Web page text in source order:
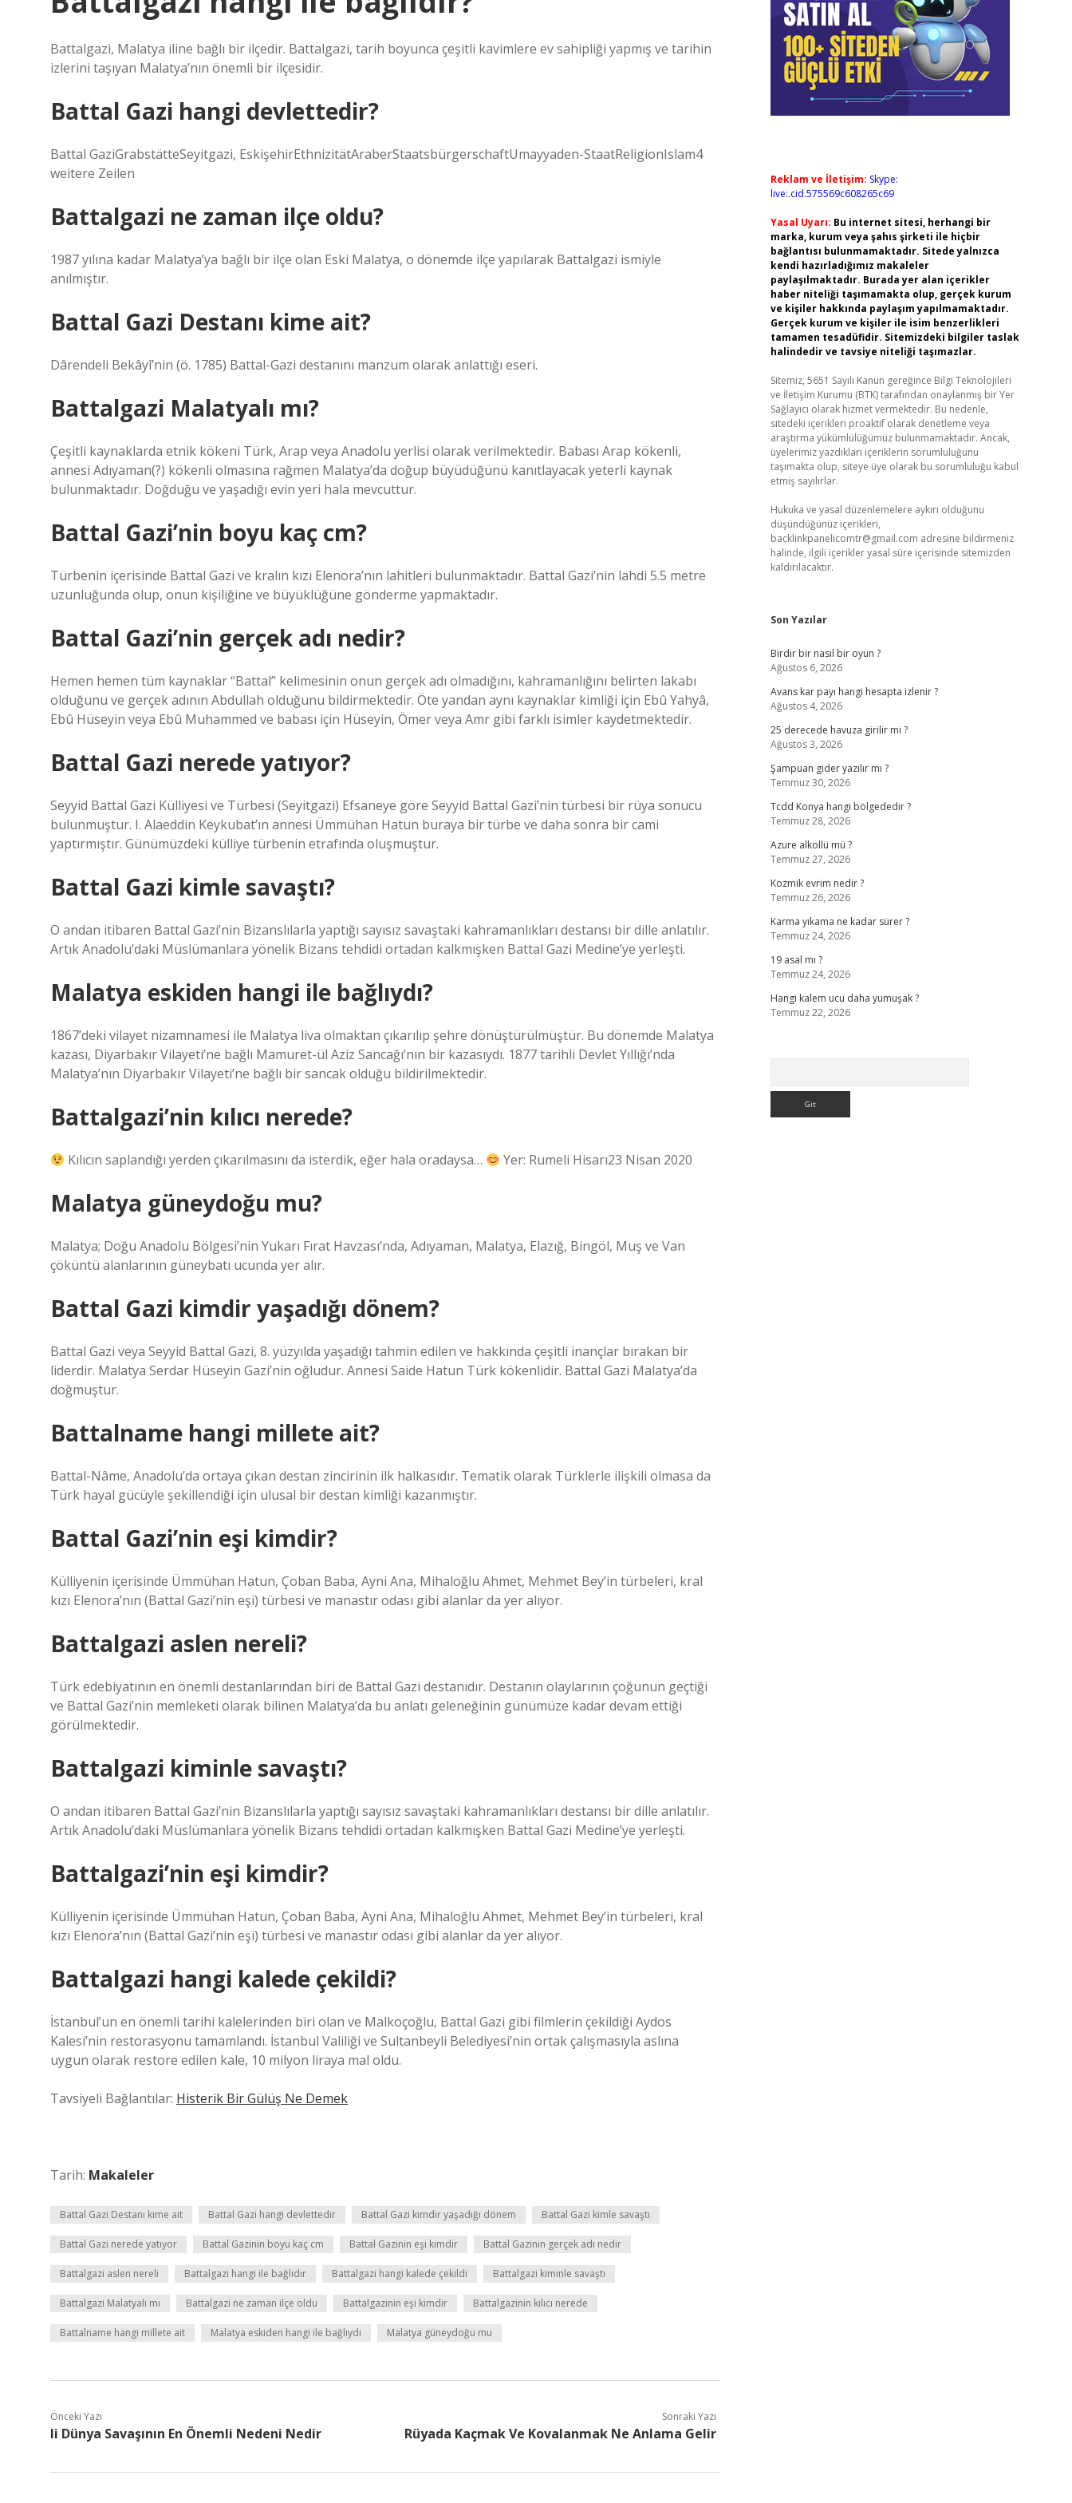
Battalgazi, Malatya iline bağlı bir ilçedir. Battalgazi, tarih boyunca çeşitli kavimlere ev sahipliği yapmış ve tarihin
izlerini taşıyan Malatya’nın önemli bir ilçesidir.
Battal Gazi hangi devlettedir?
Battal GaziGrabstätteSeyitgazi, EskişehirEthnizitätAraberStaatsbürgerschaftUmayyaden-StaatReligionIslam4
weitere Zeilen
Battalgazi ne zaman ilçe oldu?
1987 yılına kadar Malatya’ya bağlı bir ilçe olan Eski Malatya, o dönemde ilçe yapılarak Battalgazi ismiyle
anılmıştır.
Battal Gazi Destanı kime ait?
Dârendeli Bekâyî’nin (ö. 1785) Battal-Gazi destanını manzum olarak anlattığı eseri.
Battalgazi Malatyalı mı?
Çeşitli kaynaklarda etnik kökeni Türk, Arap veya Anadolu yerlisi olarak verilmektedir. Babası Arap kökenli,
annesi Adıyaman(?) kökenli olmasına rağmen Malatya’da doğup büyüdüğünü kanıtlayacak yeterli kaynak
bulunmaktadır. Doğduğu ve yaşadığı evin yeri hala mevcuttur.
Battal Gazi’nin boyu kaç cm?
Türbenin içerisinde Battal Gazi ve kralın kızı Elenora’nın lahitleri bulunmaktadır. Battal Gazi’nin lahdi 5.5 metre
uzunluğunda olup, onun kişiliğine ve büyüklüğüne gönderme yapmaktadır.
Battal Gazi’nin gerçek adı nedir?
Hemen hemen tüm kaynaklar “Battal” kelimesinin onun gerçek adı olmadığını, kahramanlığını belirten lakabı
olduğunu ve gerçek adının Abdullah olduğunu bildirmektedir. Öte yandan aynı kaynaklar kimliği için Ebû Yahyâ,
Ebû Hüseyin veya Ebû Muhammed ve babası için Hüseyin, Ömer veya Amr gibi farklı isimler kaydetmektedir.
Battal Gazi nerede yatıyor?
Seyyid Battal Gazi Külliyesi ve Türbesi (Seyitgazi) Efsaneye göre Seyyid Battal Gazi’nin türbesi bir rüya sonucu
bulunmuştur. I. Alaeddin Keykubat’ın annesi Ümmühan Hatun buraya bir türbe ve daha sonra bir cami
yaptırmıştır. Günümüzdeki külliye türbenin etrafında oluşmuştur.
Battal Gazi kimle savaştı?
O andan itibaren Battal Gazi’nin Bizanslılarla yaptığı sayısız savaştaki kahramanlıkları destansı bir dille anlatılır.
Artık Anadolu’daki Müslümanlara yönelik Bizans tehdidi ortadan kalkmışken Battal Gazi Medine’ye yerleşti.
Malatya eskiden hangi ile bağlıydı?
1867’deki vilayet nizamnamesi ile Malatya liva olmaktan çıkarılıp şehre dönüştürülmüştür. Bu dönemde Malatya
kazası, Diyarbakır Vilayeti’ne bağlı Mamuret-ül Aziz Sancağı’nın bir kazasıydı. 1877 tarihli Devlet Yıllığı’nda
Malatya’nın Diyarbakır Vilayeti’ne bağlı bir sancak olduğu bildirilmektedir.
Battalgazi’nin kılıcı nerede?
Kılıcın saplandığı yerden çıkarılmasını da isterdik, eğer hala oradaysa… Yer: Rumeli Hisarı23 Nisan 2020
Malatya güneydoğu mu?
Malatya; Doğu Anadolu Bölgesi’nin Yukarı Fırat Havzası’nda, Adıyaman, Malatya, Elazığ, Bingöl, Muş ve Van
çöküntü alanlarının güneybatı ucunda yer alır.
Battal Gazi kimdir yaşadığı dönem?
Battal Gazi veya Seyyid Battal Gazi, 8. yüzyılda yaşadığı tahmin edilen ve hakkında çeşitli inançlar bırakan bir
liderdir. Malatya Serdar Hüseyin Gazi’nin oğludur. Annesi Saide Hatun Türk kökenlidir. Battal Gazi Malatya’da
doğmuştur.
Battalname hangi millete ait?
Battal-Nâme, Anadolu’da ortaya çıkan destan zincirinin ilk halkasıdır. Tematik olarak Türklerle ilişkili olmasa da
Türk hayal gücüyle şekillendiği için ulusal bir destan kimliği kazanmıştır.
Battal Gazi’nin eşi kimdir?
Külliyenin içerisinde Ümmühan Hatun, Çoban Baba, Ayni Ana, Mihaloğlu Ahmet, Mehmet Bey’in türbeleri, kral
kızı Elenora’nın (Battal Gazi’nin eşi) türbesi ve manastır odası gibi alanlar da yer alıyor.
Battalgazi aslen nereli?
Türk edebiyatının en önemli destanlarından biri de Battal Gazi destanıdır. Destanın olaylarının çoğunun geçtiği
ve Battal Gazi’nin memleketi olarak bilinen Malatya’da bu anlatı geleneğinin günümüze kadar devam ettiği
görülmektedir.
Battalgazi kiminle savaştı?
O andan itibaren Battal Gazi’nin Bizanslılarla yaptığı sayısız savaştaki kahramanlıkları destansı bir dille anlatılır.
Artık Anadolu’daki Müslümanlara yönelik Bizans tehdidi ortadan kalkmışken Battal Gazi Medine’ye yerleşti.
Battalgazi’nin eşi kimdir?
Külliyenin içerisinde Ümmühan Hatun, Çoban Baba, Ayni Ana, Mihaloğlu Ahmet, Mehmet Bey’in türbeleri, kral
kızı Elenora’nın (Battal Gazi’nin eşi) türbesi ve manastır odası gibi alanlar da yer alıyor.
Battalgazi hangi kalede çekildi?
İstanbul’un en önemli tarihi kalelerinden biri olan ve Malkoçoğlu, Battal Gazi gibi filmlerin çekildiği Aydos
Kalesi’nin restorasyonu tamamlandı. İstanbul Valiliği ve Sultanbeyli Belediyesi’nin ortak çalışmasıyla aslına
uygun olarak restore edilen kale, 10 milyon liraya mal oldu.
Tavsiyeli Bağlantılar: Histerik Bir Gülüş Ne Demek
Tarih: Makaleler
Battal Gazi Destanı kime ait Battal Gazi hangi devlettedir Battal Gazi kimdir yaşadığı dönem Battal Gazi kimle savaştı
Battal Gazi nerede yatıyor Battal Gazinin boyu kaç cm Battal Gazinin eşi kimdir Battal Gazinin gerçek adı nedir
Battalgazi aslen nereli Battalgazi hangi ile bağlıdır Battalgazi hangi kalede çekildi Battalgazi kiminle savaştı
Battalgazi Malatyalı mı Battalgazi ne zaman ilçe oldu Battalgazinin eşi kimdir Battalgazinin kılıcı nerede
Battalname hangi millete ait Malatya eskiden hangi ile bağlıydı Malatya güneydoğu mu
Önceki Yazı
Ii Dünya Savaşının En Önemli Nedeni Nedir
Sonraki Yazı
Rüyada Kaçmak Ve Kovalanmak Ne Anlama Gelir
Reklam ve İletişim: Skype:
live:.cid.575569c608265c69
Yasal Uyarı: Bu internet sitesi, herhangi bir
marka, kurum veya şahıs şirketi ile hiçbir
bağlantısı bulunmamaktadır. Sitede yalnızca
kendi hazırladığımız makaleler
paylaşılmaktadır. Burada yer alan içerikler
haber niteliği taşımamakta olup, gerçek kurum
ve kişiler hakkında paylaşım yapılmamaktadır.
Gerçek kurum ve kişiler ile isim benzerlikleri
tamamen tesadüfidir. Sitemizdeki bilgiler taslak
halindedir ve tavsiye niteliği taşımazlar.
Sitemiz, 5651 Sayılı Kanun gereğince Bilgi Teknolojileri
ve İletişim Kurumu (BTK) tarafından onaylanmış bir Yer
Sağlayıcı olarak hizmet vermektedir. Bu nedenle,
sitedeki içerikleri proaktif olarak denetleme veya
araştırma yükümlülüğümüz bulunmamaktadır. Ancak,
üyelerimiz yazdıkları içeriklerin sorumluluğunu
taşımakta olup, siteye üye olarak bu sorumluluğu kabul
etmiş sayılırlar.
Hukuka ve yasal düzenlemelere aykırı olduğunu
düşündüğünüz içerikleri,
backlinkpanelicomtr@gmail.com adresine bildirmeniz
halinde, ilgili içerikler yasal süre içerisinde sitemizden
kaldırılacaktır.
Son Yazılar
Birdir bir nasıl bir oyun ?
Ağustos 6, 2026
Avans kar payı hangi hesapta izlenir ?
Ağustos 4, 2026
25 derecede havuza girilir mi ?
Ağustos 3, 2026
Şampuan gider yazılır mı ?
Temmuz 30, 2026
Tcdd Konya hangi bölgededir ?
Temmuz 28, 2026
Azure alkollü mü ?
Temmuz 27, 2026
Kozmik evrim nedir ?
Temmuz 26, 2026
Karma yıkama ne kadar sürer ?
Temmuz 24, 2026
19 asal mı ?
Temmuz 24, 2026
Hangi kalem ucu daha yumuşak ?
Temmuz 22, 2026